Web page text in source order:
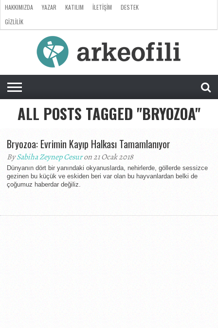
ARKEOLOJI
ANTROPOLOJI
PALEONTOLOJI
EVRIM
DOSYA
CEVAP
RÖPORTAJ
HAKKIMIZDA YAZAR KATILIM İLETIŞIM
DESTEK
GIZLILIK
ALL POSTS TAGGED "BRYOZOA"
Bryozoa: Evrimin Kayıp Halkası Tamamlanıyor
BySabiha Zeynep Cesuron 21 Ocak 2018
Dünyanın dört bir yanındaki okyanuslarda, nehirlerde, göllerde sessizce
gezinen bu küçük ve eskiden beri var olan bu hayvanlardan belki de
çoğumuz haberdar değiliz.